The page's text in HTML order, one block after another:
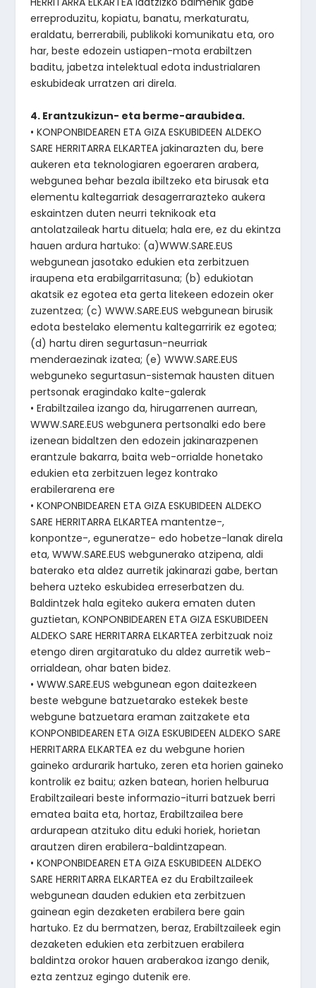
erreproduzitu, kopiatu, banatu, merkaturatu,
eraldatu, berrerabili, publikoki komunikatu eta, oro
har, beste edozein ustiapen-mota erabiltzen
baditu, jabetza intelektual edota industrialaren
eskubideak urratzen ari direla.
4. Erantzukizun- eta berme-araubidea.
• KONPONBIDEAREN ETA GIZA ESKUBIDEEN ALDEKO
SARE HERRITARRA ELKARTEA jakinarazten du, bere
aukeren eta teknologiaren egoeraren arabera,
webgunea behar bezala ibiltzeko eta birusak eta
elementu kaltegarriak desagerrarazteko aukera
eskaintzen duten neurri teknikoak eta
antolatzaileak hartu dituela; hala ere, ez du ekintza
hauen ardura hartuko: (a)WWW.SARE.EUS
webgunean jasotako edukien eta zerbitzuen
iraupena eta erabilgarritasuna; (b) edukiotan
akatsik ez egotea eta gerta litekeen edozein oker
zuzentzea; (c) WWW.SARE.EUS webgunean birusik
edota bestelako elementu kaltegarririk ez egotea;
(d) hartu diren segurtasun-neurriak
menderaezinak izatea; (e) WWW.SARE.EUS
webguneko segurtasun-sistemak hausten dituen
pertsonak eragindako kalte-galerak
• Erabiltzailea izango da, hirugarrenen aurrean,
WWW.SARE.EUS webgunera pertsonalki edo bere
izenean bidaltzen den edozein jakinarazpenen
erantzule bakarra, baita web-orrialde honetako
edukien eta zerbitzuen legez kontrako
erabilerarena ere
• KONPONBIDEAREN ETA GIZA ESKUBIDEEN ALDEKO
SARE HERRITARRA ELKARTEA mantentze-,
konpontze-, eguneratze- edo hobetze-lanak direla
eta, WWW.SARE.EUS webgunerako atzipena, aldi
baterako eta aldez aurretik jakinarazi gabe, bertan
behera uzteko eskubidea erreserbatzen du.
Baldintzek hala egiteko aukera ematen duten
guztietan, KONPONBIDEAREN ETA GIZA ESKUBIDEEN
ALDEKO SARE HERRITARRA ELKARTEA zerbitzuak noiz
etengo diren argitaratuko du aldez aurretik web-
orrialdean, ohar baten bidez.
• WWW.SARE.EUS webgunean egon daitezkeen
beste webgune batzuetarako estekek beste
webgune batzuetara eraman zaitzakete eta
KONPONBIDEAREN ETA GIZA ESKUBIDEEN ALDEKO SARE
HERRITARRA ELKARTEA ez du webgune horien
gaineko ardurarik hartuko, zeren eta horien gaineko
kontrolik ez baitu; azken batean, horien helburua
Erabiltzaileari beste informazio-iturri batzuek berri
ematea baita eta, hortaz, Erabiltzailea bere
ardurapean atzituko ditu eduki horiek, horietan
arautzen diren erabilera-baldintzapean.
• KONPONBIDEAREN ETA GIZA ESKUBIDEEN ALDEKO
SARE HERRITARRA ELKARTEA ez du Erabiltzaileek
webgunean dauden edukien eta zerbitzuen
gainean egin dezaketen erabilera bere gain
hartuko. Ez du bermatzen, beraz, Erabiltzaileek egin
dezaketen edukien eta zerbitzuen erabilera
baldintza orokor hauen araberakoa izango denik,
ezta zentzuz egingo dutenik ere.